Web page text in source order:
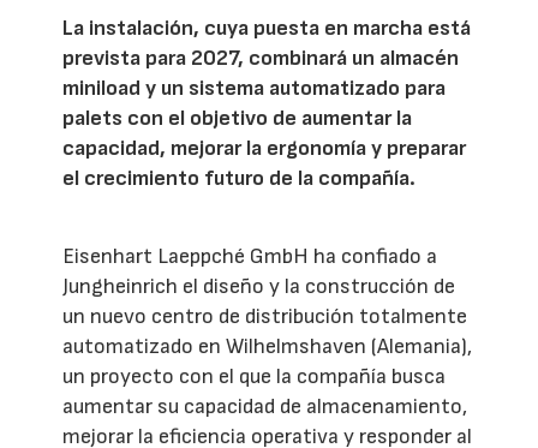
La instalación, cuya puesta en marcha está
prevista para 2027, combinará un almacén
miniload y un sistema automatizado para
palets con el objetivo de aumentar la
capacidad, mejorar la ergonomía y preparar
el crecimiento futuro de la compañía.
Eisenhart Laeppché GmbH ha confiado a
Jungheinrich el diseño y la construcción de
un nuevo centro de distribución totalmente
automatizado en Wilhelmshaven (Alemania),
un proyecto con el que la compañía busca
aumentar su capacidad de almacenamiento,
mejorar la eficiencia operativa y responder al